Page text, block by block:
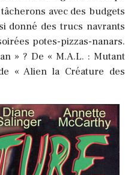
avec des budgets
donné des trucs navrants
potes-pizzas-nanars.
» ? De « M.A.L. : Mutant
« Alien la Créature des